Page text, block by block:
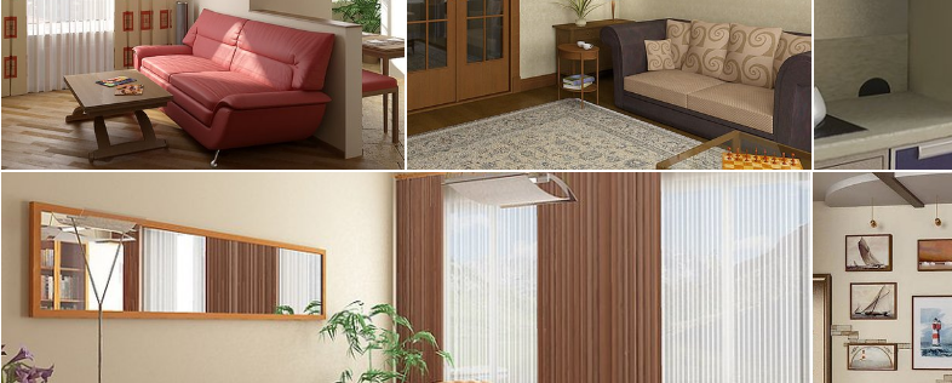
18.10.2004 15.10.2004 15.09.2004